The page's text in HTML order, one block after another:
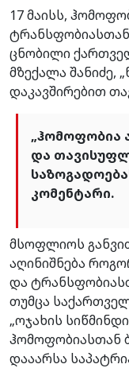
17 მაისს,
ცნობილი
მზექალა შანიძე,
დაკავშირებით
„ჰომოფობია
და
კომენტარი.
მსოფლიოს
აღინიშნება
და
თუმცა
„ოჯახის
ჰომოფობიასთან
დააარსა